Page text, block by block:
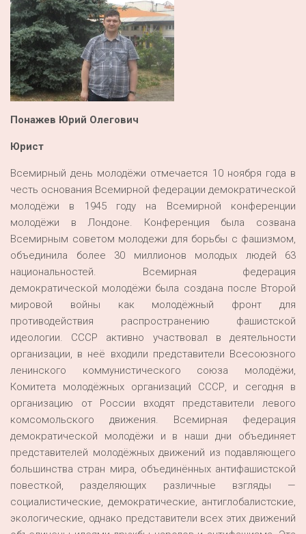
Понажев Юрий Олегович
Юрист
Всемирный день молодёжи отмечается 10 ноября года в
честь основания Всемирной федерации демократической
молодёжи в 1945 году на Всемирной конференции
молодёжи в Лондоне. Конференция была созвана
Всемирным советом молодежи для борьбы с фашизмом,
объединила более 30 миллионов молодых людей 63
национальностей. Всемирная федерация
демократической молодёжи была создана после Второй
мировой войны как молодёжный фронт для
противодействия распространению фашистской
идеологии. СССР активно участвовал в деятельности
организации, в неё входили представители Всесоюзного
ленинского коммунистического союза молодёжи,
Комитета молодёжных организаций СССР, и сегодня в
организацию от России входят представители левого
комсомольского движения. Всемирная федерация
демократической молодёжи и в наши дни объединяет
представителей молодёжных движений из подавляющего
большинства стран мира, объединённых антифашистской
повесткой, разделяющих различные взгляды —
социалистические, демократические, антиглобалистские,
экологические, однако представители всех этих движений